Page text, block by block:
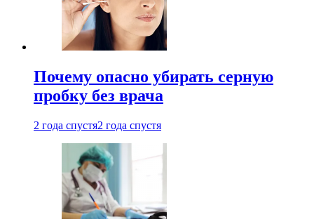
Почему опасно убирать серную
пробку без врача
2 года спустя2 года спустя